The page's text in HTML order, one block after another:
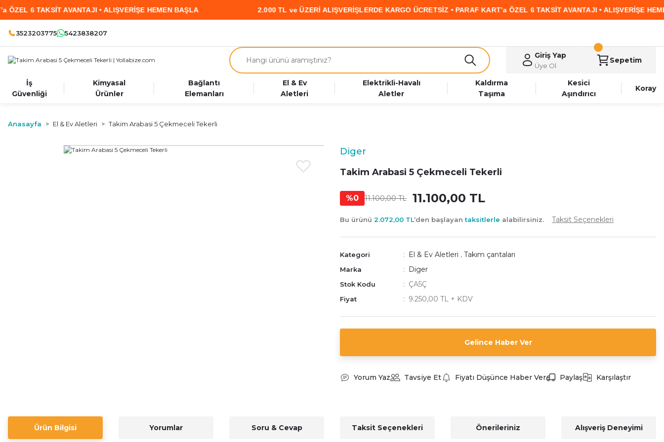
TAKSİT AVANTAJI • ALIŞVERİŞE HEMEN BAŞLA 2.000 TL ve ÜZERİ ALIŞVERİŞLERDE KARGO ÜCRETSİZ • PARAF KART’a ÖZEL 6 TAKSİT AVANTAJI • ALIŞVERİŞE HEMEN
3523203775 5423838207
Giriş Yap
Üye Ol
Sepetim
İş
Güvenliği
Kimyasal
Ürünler
Bağlantı
Elemanları
El & Ev
Aletleri
Elektrikli-Havalı
Aletler
Kaldırma
Taşıma
Kesici
Aşındırıcı
Koray
Anasayfa El & Ev Aletleri Takim Arabasi 5 Çekmeceli Tekerli
Diger
Takim Arabasi 5 Çekmeceli Tekerli
%0 11.100,00 TL 11.100,00 TL
Bu ürünü 2.072,00 TL’den başlayantaksitlerle alabilirsiniz. Taksit Seçenekleri
Kategori El & Ev Aletleri , Takım çantaları
Marka Diger
Stok Kodu ÇA5Ç
Fiyat 9.250,00 TL + KDV
Gelince Haber Ver
Yorum Yaz Tavsiye Et Fiyatı Düşünce Haber Ver Paylaş Karşılaştır
Ürün Bilgisi Yorumlar Soru & Cevap Taksit Seçenekleri Önerileriniz Alışveriş Deneyimi